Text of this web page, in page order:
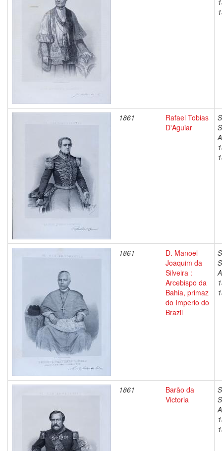
1861
Rafael Tobias
D'Aguiar
1861
D. Manoel
Joaquim da
Silveira :
Arcebispo da
Bahia, primaz
do Imperio do
Brazil
1861
Barão da
Victoria